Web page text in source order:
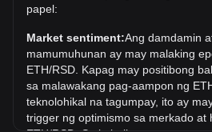
Sa nakalipas na 7 araw, ang
exchange rate ng Ethereum (ETH)
laban sa Serbian Dinar (RSD).
papel:
Market sentiment:Ang damdamin
mamumuhunan ay may malaking
ETH/RSD. Kapag may positibong
sa malawakang pag-aampon ng
teknolohikal na tagumpay, ito ay
trigger ng optimismo sa merkado at